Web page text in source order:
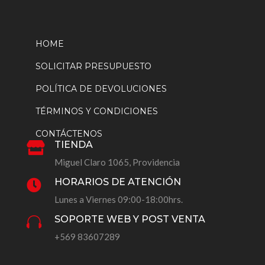
HOME
SOLICITAR PRESUPUESTO
POLÍTICA DE DEVOLUCIONES
TÉRMINOS Y CONDICIONES
CONTÁCTENOS
 TIENDA
Miguel Claro 1065, Providencia
 HORARIOS DE ATENCIÓN
Lunes a Viernes 09:00-18:00hrs.
 SOPORTE WEB Y POST VENTA
+569 83607289